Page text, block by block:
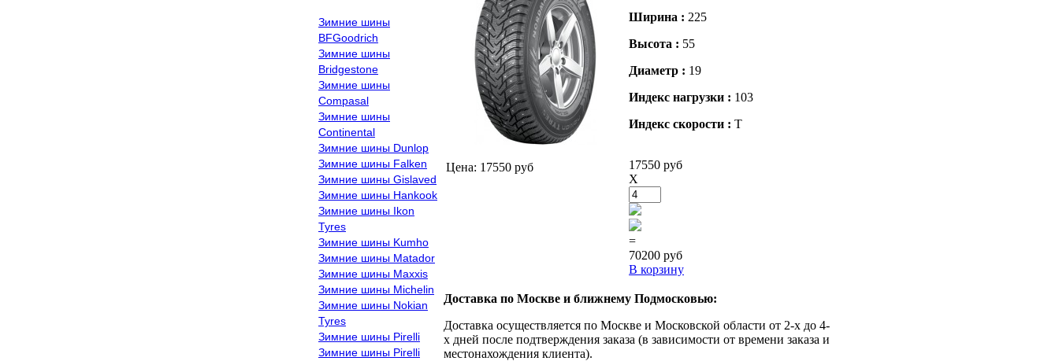
Зимние шины
BFGoodrich
Зимние шины
Bridgestone
Зимние шины
Compasal
Зимние шины
Continental
Зимние шины Dunlop
Зимние шины Falken
Зимние шины Gislaved
Зимние шины Hankook
Зимние шины Ikon
Tyres
Зимние шины Kumho
Зимние шины Matador
Зимние шины Maxxis
Зимние шины Michelin
Зимние шины Nokian
Tyres
Зимние шины Pirelli
Зимние шины Pirelli
Цена: 17550 руб
Ширина : 225
Высота : 55
Диаметр : 19
Индекс нагрузки : 103
Индекс скорости : T
17550 руб
X
=
70200 руб
В корзину
Доставка по Москве и ближнему Подмосковью:
Доставка осуществляется по Москве и Московской области от 2-х до 4-
х дней после подтверждения заказа (в зависимости от времени заказа и
местонахождения клиента).